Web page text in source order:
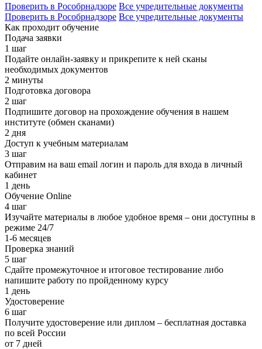
Проверить в Рособрнадзоре Все учредительные документы
Проверить в Рособрнадзоре Все учредительные документы
Как проходит обучение
Подача заявки
1 шаг
Подайте онлайн-заявку и прикрепите к ней сканы
необходимых документов
2 минуты
Подготовка договора
2 шаг
Подпишите договор на прохождение обучения в нашем
институте (обмен сканами)
2 дня
Доступ к учебным материалам
3 шаг
Отправим на ваш email логин и пароль для входа в личный
кабинет
1 день
Обучение Online
4 шаг
Изучайте материалы в любое удобное время – они доступны в
режиме 24/7
1-6 месяцев
Проверка знаний
5 шаг
Сдайте промежуточное и итоговое тестирование либо
напишите работу по пройденному курсу
1 день
Удостоверение
6 шаг
Получите удостоверение или диплом – бесплатная доставка
по всей России
от 7 дней